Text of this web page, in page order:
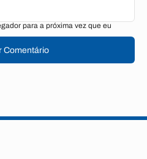
para a próxima vez que eu
Comentário